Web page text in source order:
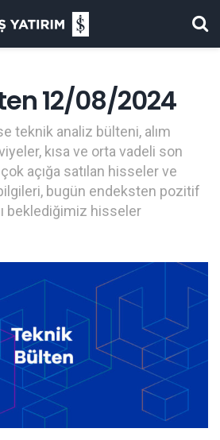
12/08/2024
teknik analiz bülteni, alım
kısa ve orta vadeli son
açığa satılan hisseler ve
bugün endeksten pozitif
beklediğimiz hisseler